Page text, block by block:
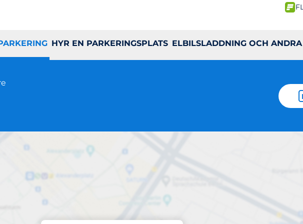
HYR EN PARKERINGSPLATS ELBILSLADDNING OCH
Geijersgatan